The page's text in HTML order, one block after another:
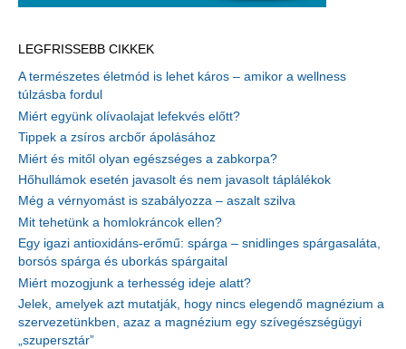
LEGFRISSEBB CIKKEK
A természetes életmód is lehet káros – amikor a wellness
túlzásba fordul
Miért együnk olívaolajat lefekvés előtt?
Tippek a zsíros arcbőr ápolásához
Miért és mitől olyan egészséges a zabkorpa?
Hőhullámok esetén javasolt és nem javasolt táplálékok
Még a vérnyomást is szabályozza – aszalt szilva
Mit tehetünk a homlokráncok ellen?
Egy igazi antioxidáns-erőmű: spárga – snidlinges spárgasaláta,
borsós spárga és uborkás spárgaital
Miért mozogjunk a terhesség ideje alatt?
Jelek, amelyek azt mutatják, hogy nincs elegendő magnézium a
szervezetünkben, azaz a magnézium egy szívegészségügyi
„szupersztár”